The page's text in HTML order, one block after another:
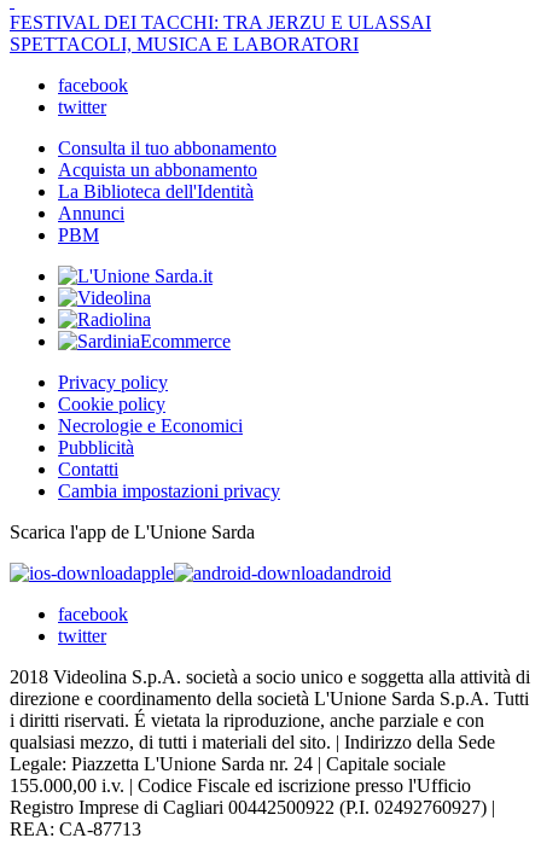
FESTIVAL DEI TACCHI: TRA JERZU E ULASSAI
SPETTACOLI, MUSICA E LABORATORI
facebook
twitter
Consulta il tuo abbonamento
Acquista un abbonamento
La Biblioteca dell'Identità
Annunci
PBM
Privacy policy
Cookie policy
Necrologie e Economici
Pubblicità
Contatti
Cambia impostazioni privacy
Scarica l'app de L'Unione Sarda
apple
android
facebook
twitter
2018 Videolina S.p.A. società a socio unico e soggetta alla attività di
direzione e coordinamento della società L'Unione Sarda S.p.A. Tutti
i diritti riservati. É vietata la riproduzione, anche parziale e con
qualsiasi mezzo, di tutti i materiali del sito. | Indirizzo della Sede
Legale: Piazzetta L'Unione Sarda nr. 24 | Capitale sociale
155.000,00 i.v. | Codice Fiscale ed iscrizione presso l'Ufficio
Registro Imprese di Cagliari 00442500922 (P.I. 02492760927) |
REA: CA-87713